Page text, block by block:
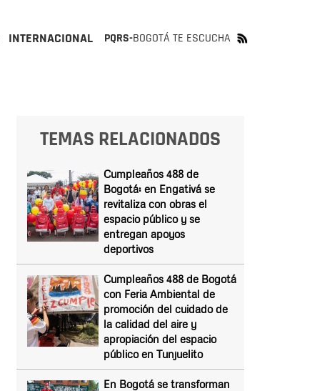
INTERNACIONAL PQRS-BOGOTÁ TE ESCUCHA
TEMAS RELACIONADOS
Cumpleaños 488 de
Bogotá: en Engativá se
revitaliza con obras el
espacio público y se
entregan apoyos
deportivos
Cumpleaños 488 de Bogotá
con Feria Ambiental de
promoción del cuidado de
la calidad del aire y
apropiación del espacio
público en Tunjuelito
En Bogotá se transforman